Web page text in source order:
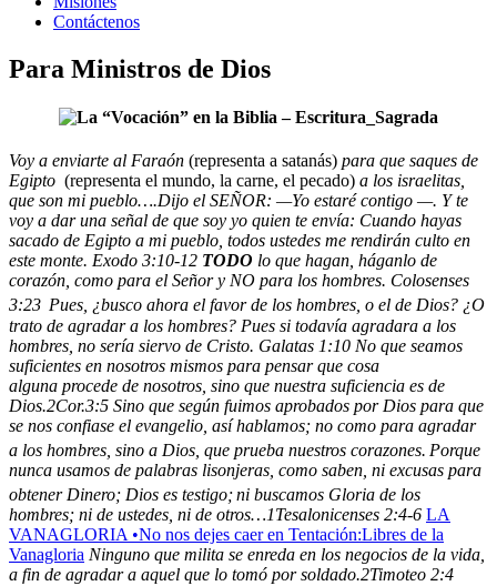
Contáctenos
Para Ministros de Dios
Voy a enviarte al Faraón (representa a satanás) para que saques de
Egipto (representa el mundo, la carne, el pecado) a los israelitas,
que son mi pueblo….Dijo el SEÑOR: —Yo estaré contigo —. Y te
voy a dar una señal de que soy yo quien te envía: Cuando hayas
sacado de Egipto a mi pueblo, todos ustedes me rendirán culto en
este monte. Exodo 3:10-12 TODO lo que hagan, háganlo de
corazón, como para el Señor y NO para los hombres. Colosenses
3:23 Pues, ¿busco ahora el favor de los hombres, o el de Dios? ¿O
trato de agradar a los hombres? Pues si todavía agradara a los
hombres, no sería siervo de Cristo. Galatas 1:10 No que seamos
suficientes en nosotros mismos para pensar que cosa
alguna procede de nosotros, sino que nuestra suficiencia es de
Dios.2Cor.3:5 Sino que según fuimos aprobados por Dios para que
se nos confiase el evangelio, así hablamos; no como para agradar
a los hombres, sino a Dios, que prueba nuestros corazones. Porque
nunca usamos de palabras lisonjeras, como saben, ni excusas para
obtener Dinero; Dios es testigo;ni buscamos Gloria de los
hombres; ni de ustedes, ni de otros…1Tesalonicenses 2:4-6 LA
VANAGLORIA •No nos dejes caer en Tentación:Libres de la
Vanagloria Ninguno que milita se enreda en los negocios de la vida,
a fin de agradar a aquel que lo tomó por soldado.2Timoteo 2:4